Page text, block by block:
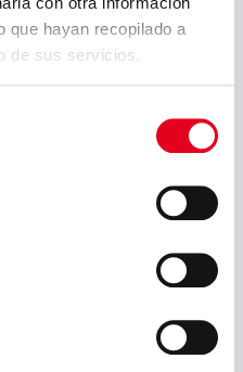
que hayan recopilado a
de sus servicios.
2024
2024